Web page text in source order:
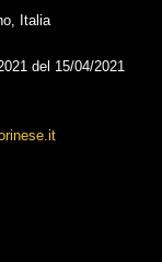
Italia
del 15/04/2021